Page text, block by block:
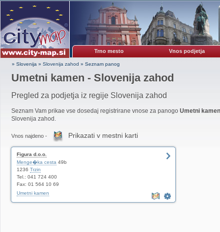
Trno mesto Vnos podjetja
» Slovenija » Slovenija zahod » Seznam panog
Umetni kamen - Slovenija zahod
Pregled za podjetja iz regije Slovenija zahod
Seznam Vam prikae vse dosedaj registrirane vnose za panogo Umetni kamen
Slovenija zahod.
Vnos najdeno - Prikazati v mestni karti
Figura d.o.o.
Menge�ka cesta 49b
1236 Trzin
Tel.: 041 724 400
Fax: 01 564 10 69
Umetni kamen